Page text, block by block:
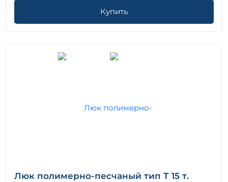
Купить
Люк полимерно-песчаный тип Т 15 т.